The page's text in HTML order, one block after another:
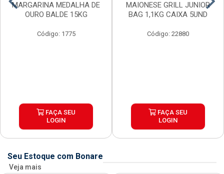
MARGARINA MEDALHA DE
OURO BALDE 15KG
Código: 1775
FAÇA SEU
LOGIN
MAIONESE GRILL JUNIOR
BAG 1,1KG CAIXA 5UND
Código: 22880
FAÇA SEU
LOGIN
Seu Estoque com Bonare
Veja mais